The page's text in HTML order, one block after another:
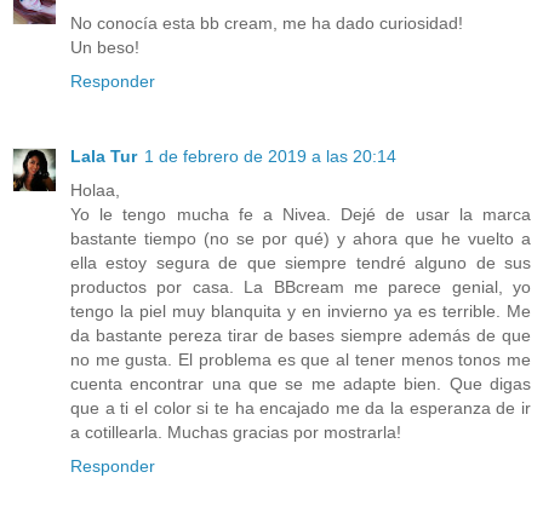
No conocía esta bb cream, me ha dado curiosidad!
Un beso!
Responder
Lala Tur 1 de febrero de 2019 a las 20:14
Holaa,
Yo le tengo mucha fe a Nivea. Dejé de usar la marca
bastante tiempo (no se por qué) y ahora que he vuelto a
ella estoy segura de que siempre tendré alguno de sus
productos por casa. La BBcream me parece genial, yo
tengo la piel muy blanquita y en invierno ya es terrible. Me
da bastante pereza tirar de bases siempre además de que
no me gusta. El problema es que al tener menos tonos me
cuenta encontrar una que se me adapte bien. Que digas
que a ti el color si te ha encajado me da la esperanza de ir
a cotillearla. Muchas gracias por mostrarla!
Responder